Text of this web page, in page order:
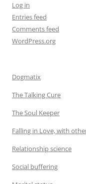
Log in
Entries feed
Comments feed
WordPress.org
Dogmatix
The Talking Cure
The Soul Keeper
Falling in Love, with
Relationship science
Social buffering